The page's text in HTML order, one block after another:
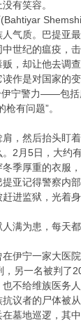
有笑容。
气质。巴提亚
世纪的瘟疫，
，却让他去调
作是对国家的变
宁警力——包括
有问题”。
，然后抬头盯
2月5日，大约
季厚重的衣服
亚记得警察内
进监狱，光着
满为患，每天
伊宁一家大医
另一名被判了
不给维族医务
议者的尸体被
墓地巡逻，其